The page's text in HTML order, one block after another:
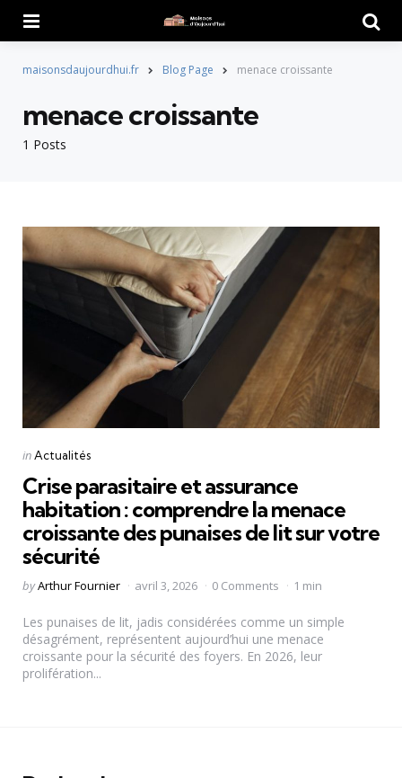
maisonsdaujourdhui.fr Blog Page menace croissante
1 Posts
menace croissante
Categories
Posted
inActualités
Crise parasitaire et assurance
habitation : comprendre la menace
croissante des punaises de lit sur votre
sécurité
Posted
byArthur Fournier avril 3, 2026 0 Comments 1 min
Les punaises de lit, jadis considérées comme un simple
désagrément, représentent aujourd’hui une menace
croissante pour la sécurité des foyers. En 2026, leur
prolifération...